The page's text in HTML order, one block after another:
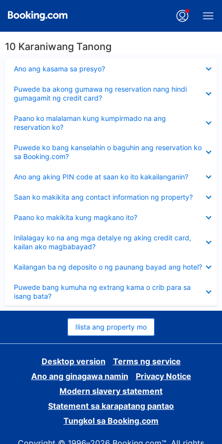
10 Karaniwang Tanong
Ano ang kasama sa presyo?
ang
Puwede ba akong gumawa ng reservation nang hindi
gumagamit ng credit card?
ang
sagot
Paano ko malalaman kung kumpirmado na ang
reservation ko?
ang
sagot
Puwede ko bang kanselahin o baguhin ang reservation ko
sa Booking.com?
ang
sagot
Ano ang aking PIN code at saan ko ito kakailanganin?
ang
Saan ko makikita ang contact information ng property?
ang
Paano ko makikita kung magkano ito?
ang
Inilalagay ko na ang mga detalye ng aking credit card,
kailan ako magbabayad?
ang
sagot
Kailangan ba ng deposito o ng paunang bayad ang hotel?
ang
Puwede bang kumuha ng extrang kama o crib para sa
isang bata?
ang
sagot
Ilista ang property mo
Desktop version
Terms ng service
Ano ang ginagawa namin
Privacy Notice
Modern slavery statement
Statement sa karapatang pantao
Tungkol sa Booking.com